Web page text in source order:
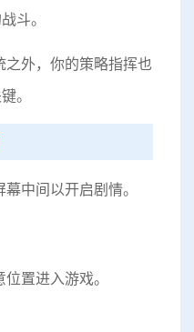
斗。
外，你的策略指挥也
。
中间以开启剧情。
置进入游戏。